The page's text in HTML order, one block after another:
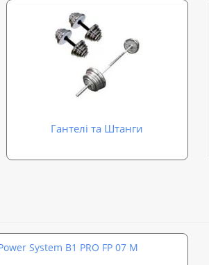
Гантелі та Штанги
System B1 PRO FP 07 M